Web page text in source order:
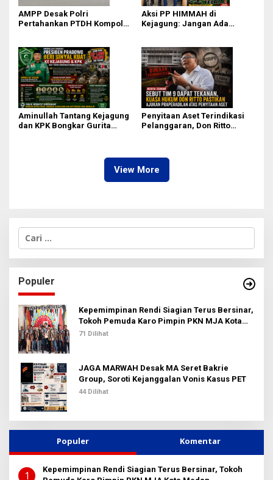
AMPP Desak Polri
Pertahankan PTDH Kompol
Aksi PP HIMMAH di
Kejagung: Jangan Ada
Aminullah Tantang Kejagung
dan KPK Bongkar Gurita
Penyitaan Aset Terindikasi
Pelanggaran, Don Ritto
View More
C
i
u
n
t
u
k
:
Populer
Kepemimpinan Rendi Siagian Terus Bersinar,
Tokoh Pemuda Karo Pimpin PKN MJA Kota
Medan
71 Dilihat
JAGA MARWAH Desak MA Seret Bakrie
Group, Soroti Kejanggalan Vonis Kasus PET
44 Dilihat
Populer Komentar
1
Kepemimpinan Rendi Siagian Terus Bersinar, Tokoh